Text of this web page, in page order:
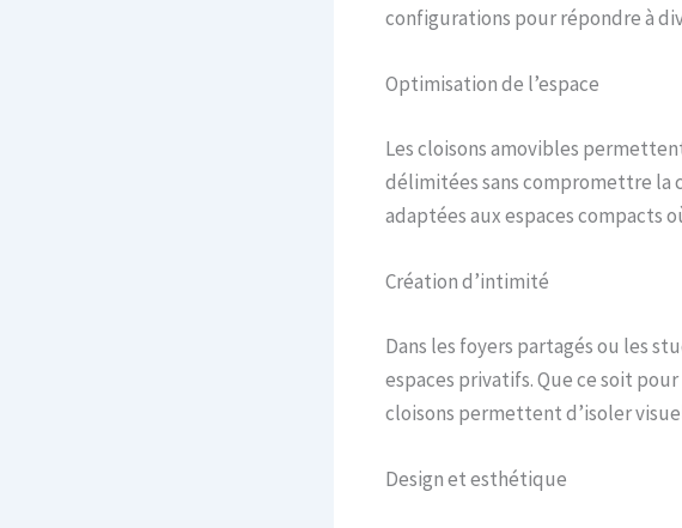
configurations pour répondre à
Optimisation de l’espace
Les cloisons amovibles
délimitées sans compromettre
adaptées aux espaces compacts
Création d’intimité
Dans les foyers partagés ou les
espaces privatifs. Que ce soit
cloisons permettent d’isoler
Design et esthétique